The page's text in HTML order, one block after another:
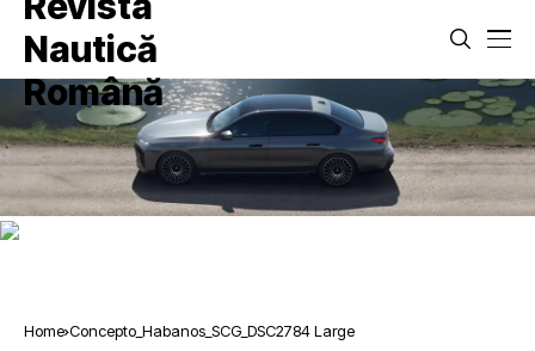
Home Concepto_Habanos_SCG_DSC2784 Large